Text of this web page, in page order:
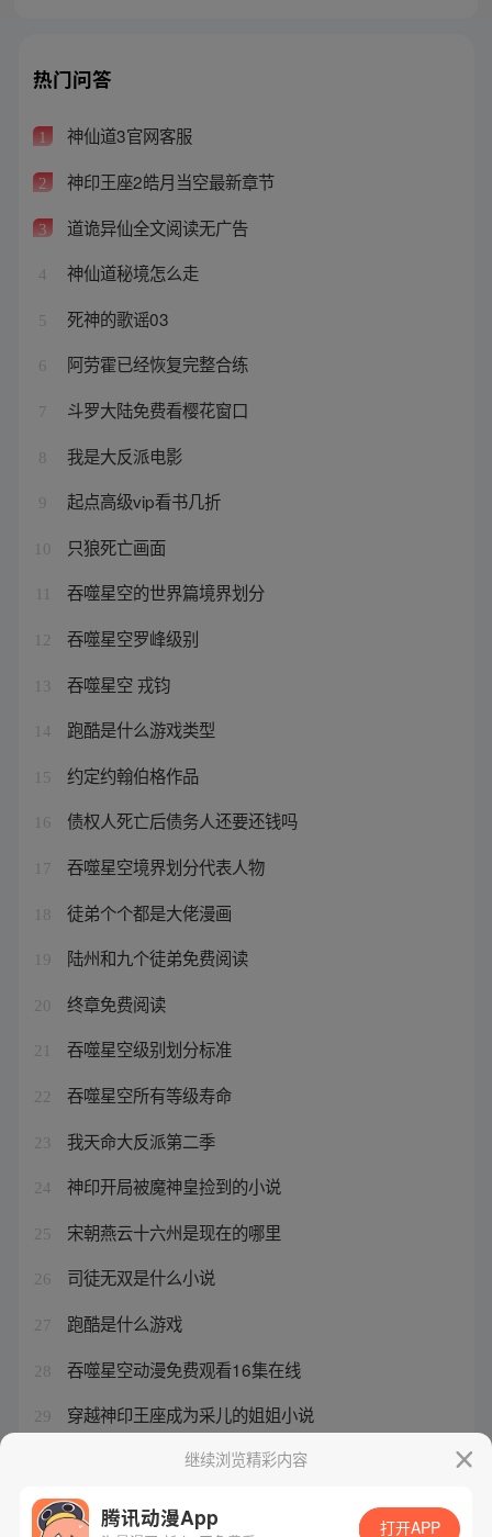
热门问答
1 神仙道3官网客服
2 神印王座2皓月当空最新章节
3 道诡异仙全文阅读无广告
4 神仙道秘境怎么走
5 死神的歌谣03
6 阿劳霍已经恢复完整合练
7 斗罗大陆免费看樱花窗口
8 我是大反派电影
9 起点高级vip看书几折
10 只狼死亡画面
吞噬星空的世界篇境界划分
12 吞噬星空罗峰级别
13 吞噬星空 戎钧
14 跑酷是什么游戏类型
15 约定约翰伯格作品
16 债权人死亡后债务人还要还钱吗
17 吞噬星空境界划分代表人物
18 徒弟个个都是大佬漫画
19 陆州和九个徒弟免费阅读
20 终章免费阅读
21 吞噬星空级别划分标准
22 吞噬星空所有等级寿命
23 我天命大反派第二季
24 神印开局被魔神皇捡到的小说
25 宋朝燕云十六州是现在的哪里
26 司徒无双是什么小说
27 跑酷是什么游戏
28 吞噬星空动漫免费观看16集在线
29 穿越神印王座成为采儿的姐姐小说
继续浏览精彩内容
腾讯动漫App 打开APP